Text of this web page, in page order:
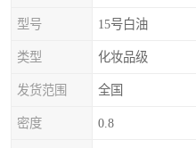
型号 15号白油
类型 化妆品级
发货范围 全国
密度 0.8